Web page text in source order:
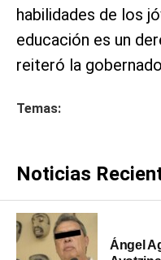
habilidades de los
educación es un
reiteró la
Temas:
Noticias
Ángel